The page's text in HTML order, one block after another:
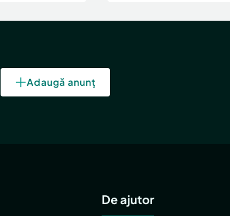
Adaugă anunț
De ajutor